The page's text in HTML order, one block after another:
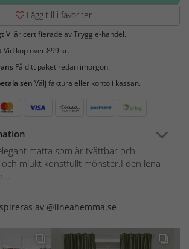
Lägg till i favoriter
Vi är certifierade av Trygg e-handel.
Vid köp över 899 kr.
Få ditt paket redan imorgon.
sen Välj faktura eller konto i kassan.
matta som är tvättbar och
mjukt konstfullt mönster.I den lena
av @lineahemma.se